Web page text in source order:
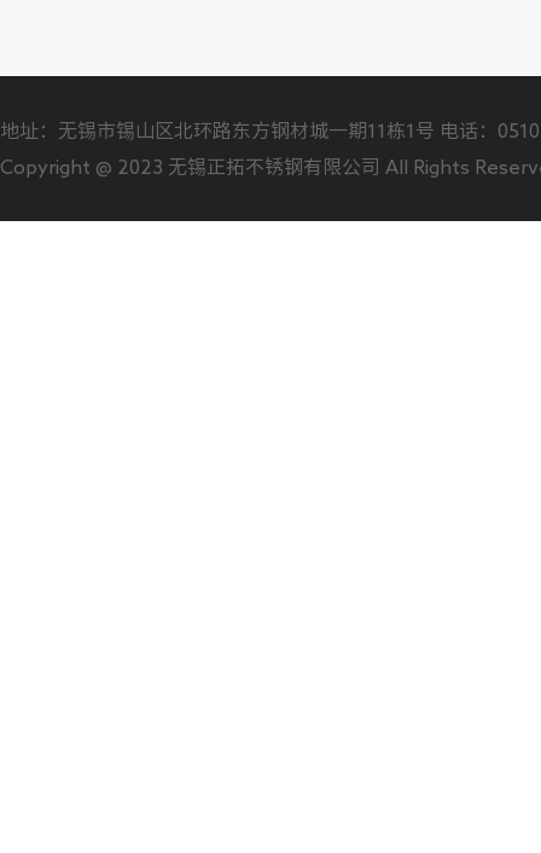
地址：无锡市锡山区北环路东方钢材城一期11栋1号 电话：
Copyright @ 2023 无锡正拓不锈钢有限公司 All Rights